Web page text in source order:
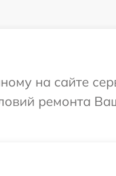
на сайте
ремонта